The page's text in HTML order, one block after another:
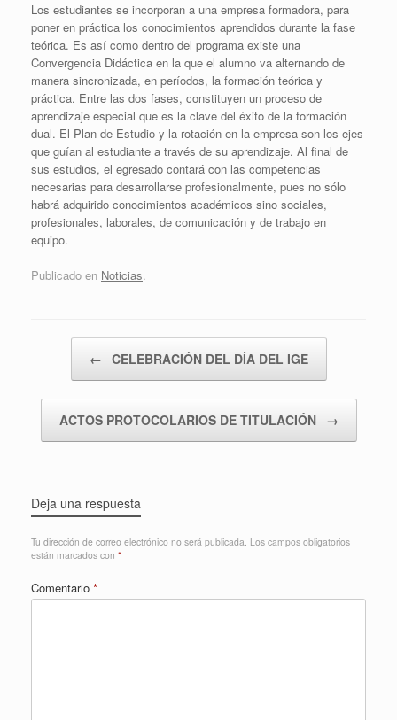
Los estudiantes se incorporan a una empresa formadora, para
poner en práctica los conocimientos aprendidos durante la fase
teórica. Es así como dentro del programa existe una
Convergencia Didáctica en la que el alumno va alternando de
manera sincronizada, en períodos, la formación teórica y
práctica. Entre las dos fases, constituyen un proceso de
aprendizaje especial que es la clave del éxito de la formación
dual. El Plan de Estudio y la rotación en la empresa son los ejes
que guían al estudiante a través de su aprendizaje. Al final de
sus estudios, el egresado contará con las competencias
necesarias para desarrollarse profesionalmente, pues no sólo
habrá adquirido conocimientos académicos sino sociales,
profesionales, laborales, de comunicación y de trabajo en
equipo.
Publicado en Noticias.
Navegador de artículos
← CELEBRACIÓN DEL DÍA DEL IGE
ACTOS PROTOCOLARIOS DE TITULACIÓN →
Deja una respuesta
Tu dirección de correo electrónico no será publicada. Los campos obligatorios
están marcados con *
Comentario *